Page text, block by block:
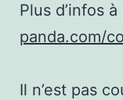
Plus d’infos
panda.com/
Il n’est pas